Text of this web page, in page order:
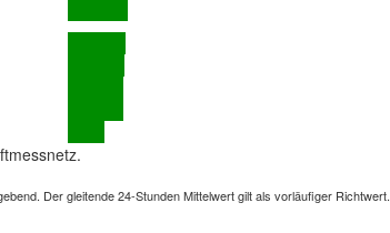
Der gleitende 24-Stunden Mittelwert gilt als vorläufiger Richtwert.